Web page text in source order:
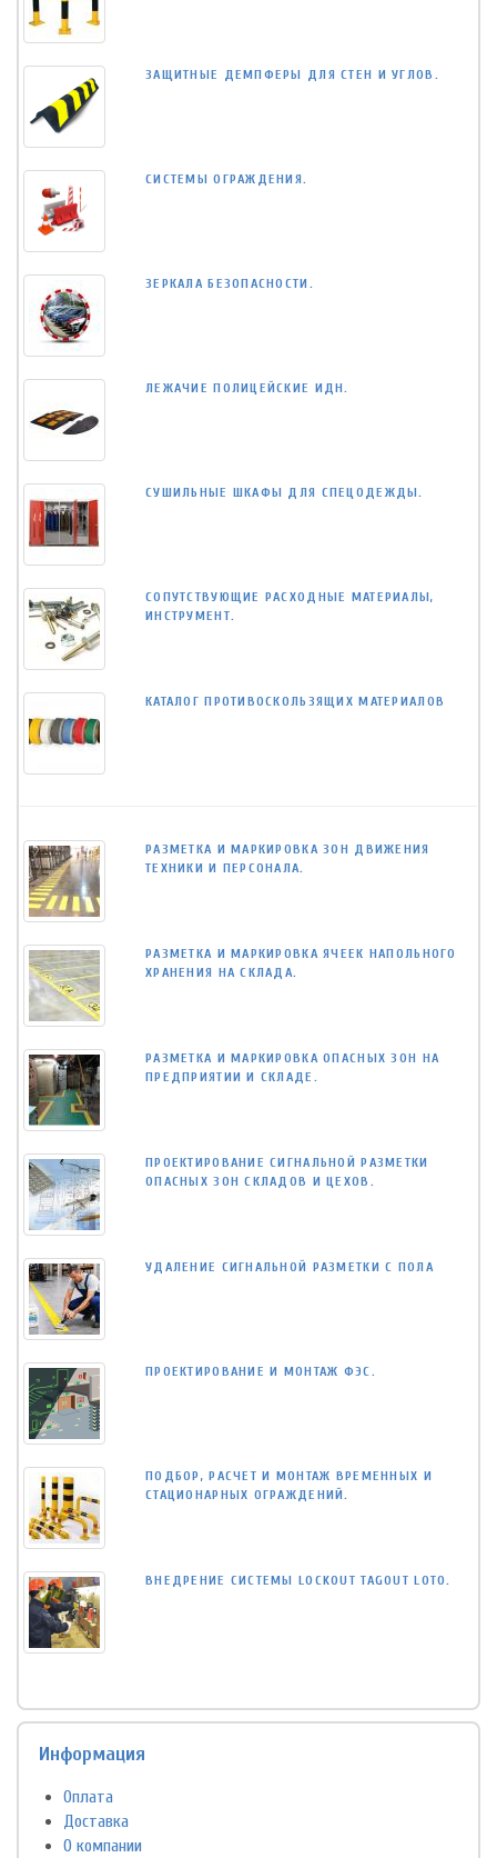
ЗАЩИТНЫЕ ДЕМПФЕРЫ ДЛЯ СТЕН И УГЛОВ.
СИСТЕМЫ ОГРАЖДЕНИЯ.
ЗЕРКАЛА БЕЗОПАСНОСТИ.
ЛЕЖАЧИЕ ПОЛИЦЕЙСКИЕ ИДН.
СУШИЛЬНЫЕ ШКАФЫ ДЛЯ СПЕЦОДЕЖДЫ.
СОПУТСТВУЮЩИЕ РАСХОДНЫЕ МАТЕРИАЛЫ,
ИНСТРУМЕНТ.
КАТАЛОГ ПРОТИВОСКОЛЬЗЯЩИХ МАТЕРИАЛОВ
РАЗМЕТКА И МАРКИРОВКА ЗОН ДВИЖЕНИЯ
ТЕХНИКИ И ПЕРСОНАЛА.
РАЗМЕТКА И МАРКИРОВКА ЯЧЕЕК НАПОЛЬНОГО
ХРАНЕНИЯ НА СКЛАДА.
РАЗМЕТКА И МАРКИРОВКА ОПАСНЫХ ЗОН НА
ПРЕДПРИЯТИИ И СКЛАДЕ.
ПРОЕКТИРОВАНИЕ СИГНАЛЬНОЙ РАЗМЕТКИ
ОПАСНЫХ ЗОН СКЛАДОВ И ЦЕХОВ.
УДАЛЕНИЕ СИГНАЛЬНОЙ РАЗМЕТКИ С ПОЛА
ПРОЕКТИРОВАНИЕ И МОНТАЖ ФЭС.
ПОДБОР, РАСЧЕТ И МОНТАЖ ВРЕМЕННЫХ И
СТАЦИОНАРНЫХ ОГРАЖДЕНИЙ.
ВНЕДРЕНИЕ СИСТЕМЫ LOCKOUT TAGOUT LOTO.
Информация
Оплата
Доставка
О компании